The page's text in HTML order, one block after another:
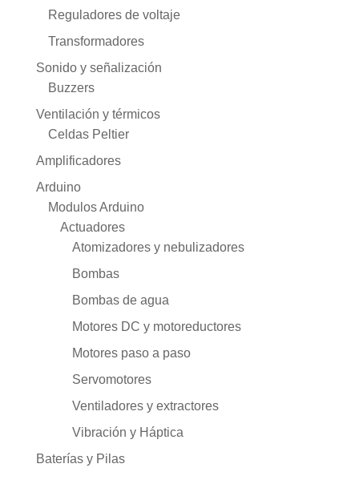
Reguladores de voltaje
Transformadores
Sonido y señalización
Buzzers
Ventilación y térmicos
Celdas Peltier
Amplificadores
Arduino
Modulos Arduino
Actuadores
Atomizadores y nebulizadores
Bombas
Bombas de agua
Motores DC y motoreductores
Motores paso a paso
Servomotores
Ventiladores y extractores
Vibración y Háptica
Baterías y Pilas